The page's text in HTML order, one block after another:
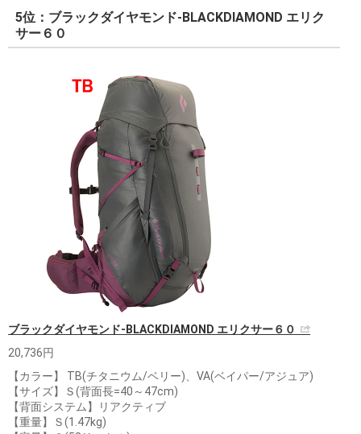
5位：ブラックダイヤモンド-BLACKDIAMOND エリク
サー６０
ブラックダイヤモンド-BLACKDIAMOND エリクサー６０
20,736円
【カラー】 TB(チタニウム/ベリー)、VA(ベイパー/アジュア)
【サイズ】Ｓ(背面長=40～47cm)
【背面システム】リアクティブ
【重量】Ｓ(1.47kg)